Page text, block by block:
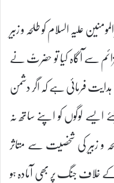
علیہ السلام کو طلحہ و زبیر
سے آگاہ کیا تو حضرتؑ نے
فرمائی ہے کہ اگر دشمن
لوگوں کو اپنے ساتھ نہ
زبیر کی شخصیت سے متاثر
جنگ پر بھی آمادہ ہو